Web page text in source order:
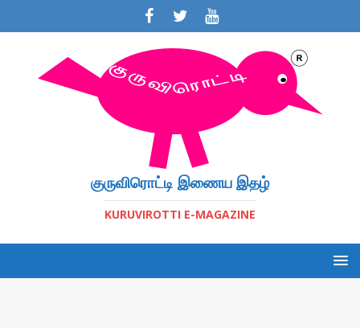
குருவிரொட்டி இணைய இதழ்
KURUVIROTTI E-MAGAZINE